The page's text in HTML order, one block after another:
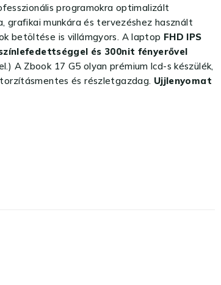
programokra optimalizált
grafikai munkára és tervezéshez használt
betöltése is villámgyors. A laptop FHD IPS
és 300nit fényerővel
A Zbook 17 G5 olyan prémium lcd-s készülék,
és részletgazdag. Ujjlenyomat